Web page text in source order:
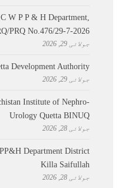
W P P & H Department,
PRQ No.476/29-7-2026
جولائی 29, 2026
Development Authority
جولائی 29, 2026
Institute of Nephro-
Urology Quetta BINUQ
جولائی 28, 2026
Department District
Killa Saifullah
جولائی 28, 2026